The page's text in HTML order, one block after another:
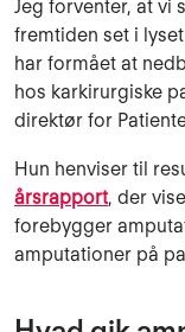
Jeg forventer, at vi
fremtiden set i
har formået at
hos karkirurgiske
direktør for
Hun henviser til
årsrapport, der
forebygger
amputationer på